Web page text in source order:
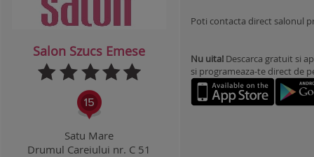
Salon Szucs Emese
Satu Mare
Drumul Careiului nr. C 51
Poti contacta direct salonul
Nu uita! Descarca gratuit si
si programeaza-te direct de